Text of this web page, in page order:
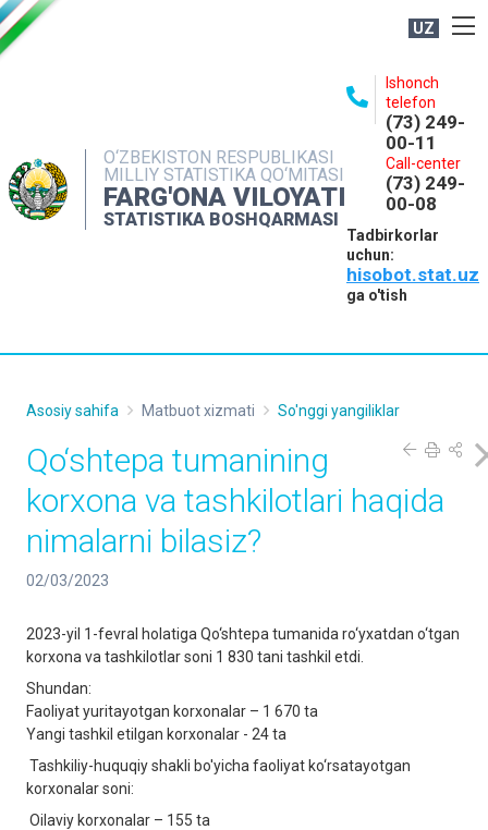
UZ
O‘ZBEKISTON RESPUBLIKASI
MILLIY STATISTIKA QO‘MITASI
FARG'ONA VILOYATI
STATISTIKA BOSHQARMASI
Ishonch
telefon
(73) 249-
00-11
Call-center
(73) 249-
00-08
Tadbirkorlar
uchun:
hisobot.stat.uz
ga o'tish
NASHRLAR
INTERAKTIV XIZMATLAR
MATBUOT XIZMATI
Asosiy sahifa Matbuot xizmati So'nggi yangiliklar
Qo‘shtepa tumanining
korxona va tashkilotlari haqida
nimalarni bilasiz?
02/03/2023
2023-yil 1-fevral holatiga Qo‘shtepa tumanida ro‘yxatdan o‘tgan
korxona va tashkilotlar soni 1 830 tani tashkil etdi.
Shundan:
Faoliyat yuritayotgan korxonalar – 1 670 ta
Yangi tashkil etilgan korxonalar - 24 ta
Tashkiliy-huquqiy shakli bo'yicha faoliyat ko‘rsatayotgan
korxonalar soni:
Oilaviy korxonalar – 155 ta